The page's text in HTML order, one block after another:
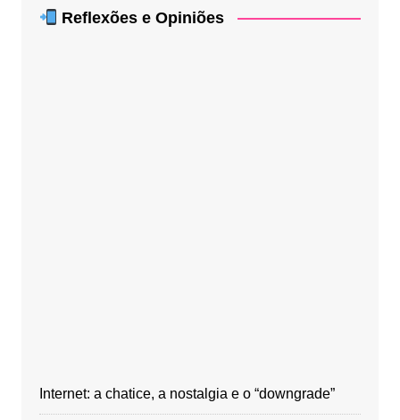
Reflexões e Opiniões
Internet: a chatice, a nostalgia e o “downgrade”